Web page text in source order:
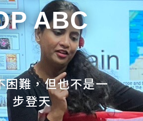
ABC
困難，但也不是一
步登天